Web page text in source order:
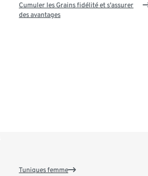
Cumuler les Grains fidélité et s'assurer
des avantages
Tuniques femme